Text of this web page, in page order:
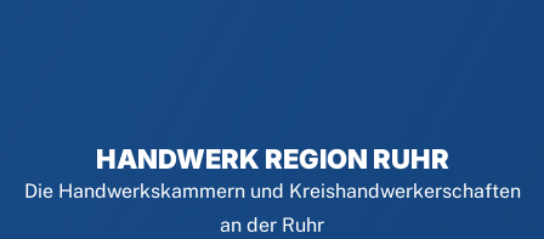
HANDWERK REGION RUHR
Die Handwerkskammern und Kreishandwerkerschaften
an der Ruhr